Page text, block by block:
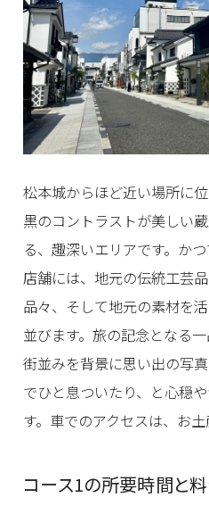
松本城からほど近い場所に
黒のコントラストが美しい
る、趣深いエリアです。か
店舗には、地元の伝統工芸
品々、そして地元の素材を
並びます。旅の記念となる
街並みを背景に思い出の写
でひと息ついたり、と心穏
す。車でのアクセスは、お
コース1の所要時間と